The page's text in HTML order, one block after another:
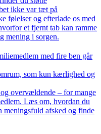
ikke var tæt på
følelser og efterlade os med
et fjernt tab kan ramme
mening i sorgen.
med fire ben går
som kun kærlighed og
overvældende – for mange
Læs om, hvordan du
meningsfuld afsked og finde